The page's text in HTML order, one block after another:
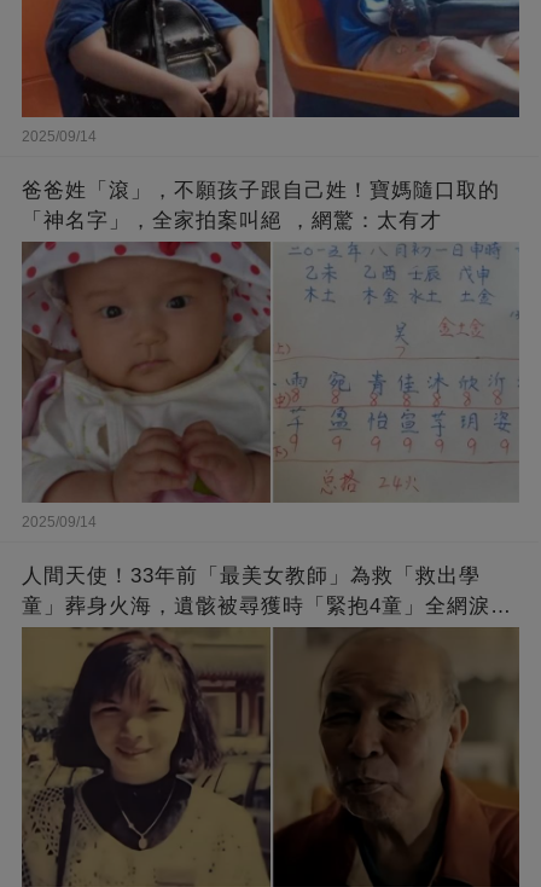
2025/09/14
爸爸姓「滾」，不願孩子跟自己姓！寶媽隨口取的
「神名字」，全家拍案叫絕 ，網驚：太有才
2025/09/14
人間天使！33年前「最美女教師」為救「救出學
童」葬身火海，遺骸被尋獲時「緊抱4童」全網淚
崩：真正的英雄不該被遺忘